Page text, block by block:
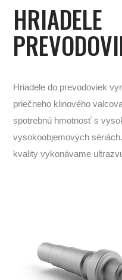
HRIADELE
Hriadele do prevodoviek
priečneho klinového
spotrebnú hmotnosť s
vysokoobjemových
kvality vykonávame